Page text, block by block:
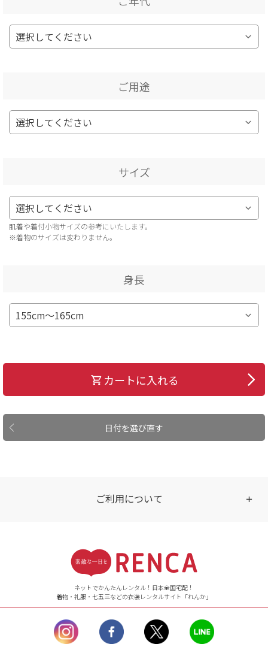
ご用途
サイズ
肌着や着付小物サイズの参考にいたします。
※着物のサイズは変わりません。
身長
日付を選び直す
カートに入れる
ご利用について
【ご注文（インターネット）】
24時間年中無休
【お問い合わせ窓口（メー
ル）】10:00~17:00
土曜日、日曜日、臨
時休業日を除く。
営業時間外にいただ
ネットでかんたんレンタル！日本全国宅配！
着物・礼服・七五三などの衣装レンタルサイト「れんか」